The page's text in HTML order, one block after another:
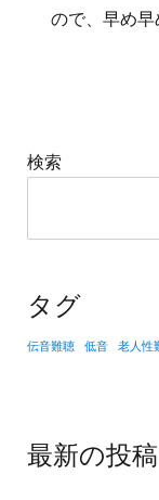
ので、早め早
検索
タグ
伝音難聴 低音 老人性
最新の投稿